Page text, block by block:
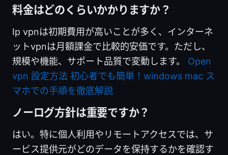
料金はどのくらいかかりますか？
Ip vpnは初期費用が高いことが多く、インターネ
ットvpnは月額課金で比較的安価です。ただし、
規模や機能、サポート品質で変動します。 Open
vpn 設定方法 初心者でも簡単！windows mac ス
マホでの手順を徹底解説
ノーログ方針は重要ですか？
はい。特に個人利用やリモートアクセスでは、サ
ービス提供元がどのデータを保持するかを確認す